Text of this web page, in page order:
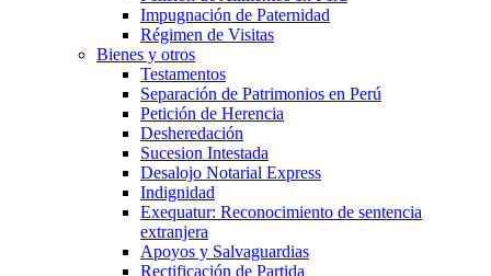
Impugnación de Paternidad
Régimen de Visitas
Bienes y otros
Testamentos
Separación de Patrimonios en Perú
Petición de Herencia
Desheredación
Sucesion Intestada
Desalojo Notarial Express
Indignidad
Exequatur: Reconocimiento de sentencia
extranjera
Apoyos y Salvaguardias
Rectificación de Partida